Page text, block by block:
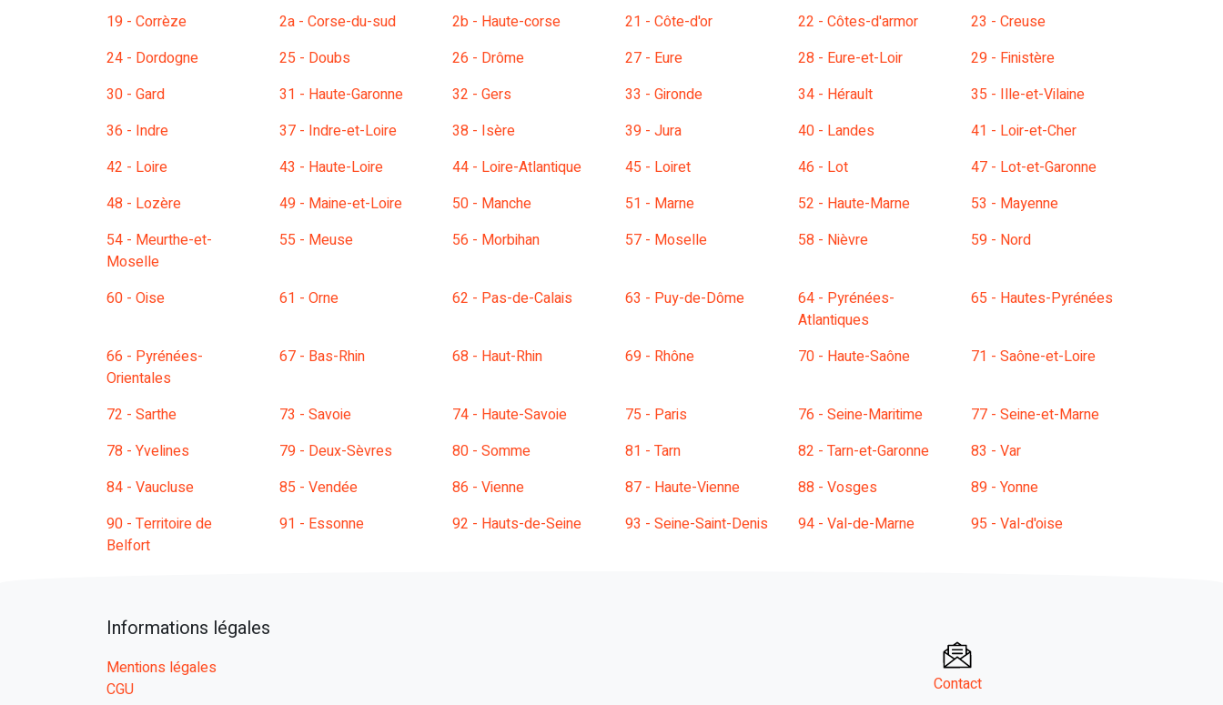
19 - Corrèze 2a - Corse-du-sud 2b - Haute-corse 21 - Côte-d'or 22 - Côtes-d'armor
23 - Creuse
24 - Dordogne
25 - Doubs 26 - Drôme 27 - Eure 28 - Eure-et-Loir
29 - Finistère
30 - Gard
31 - Haute-Garonne 32 - Gers 33 - Gironde 34 - Hérault
35 - Ille-et-Vilaine
36 - Indre
37 - Indre-et-Loire 38 - Isère 39 - Jura 40 - Landes
41 - Loir-et-Cher
42 - Loire
43 - Haute-Loire 44 - Loire-Atlantique 45 - Loiret 46 - Lot
47 - Lot-et-Garonne
48 - Lozère
49 - Maine-et-Loire 50 - Manche 51 - Marne 52 - Haute-Marne
53 - Mayenne
54 - Meurthe-et-
Moselle
55 - Meuse 56 - Morbihan 57 - Moselle 58 - Nièvre 59 - Nord
60 - Oise 61 - Orne 62 - Pas-de-Calais 63 - Puy-de-Dôme
64 - Pyrénées-
Atlantiques
65 - Hautes-Pyrénées
66 - Pyrénées-
Orientales
67 - Bas-Rhin 68 - Haut-Rhin 69 - Rhône 70 - Haute-Saône 71 - Saône-et-Loire
72 - Sarthe 73 - Savoie 74 - Haute-Savoie 75 - Paris 76 - Seine-Maritime
77 - Seine-et-Marne
78 - Yvelines
79 - Deux-Sèvres 80 - Somme 81 - Tarn 82 - Tarn-et-Garonne
83 - Var
84 - Vaucluse
85 - Vendée 86 - Vienne 87 - Haute-Vienne 88 - Vosges
89 - Yonne
90 - Territoire de
Belfort
91 - Essonne 92 - Hauts-de-Seine 93 - Seine-Saint-Denis 94 - Val-de-Marne 95 - Val-d'oise
Informations légales
Mentions légales
CGU
Contact